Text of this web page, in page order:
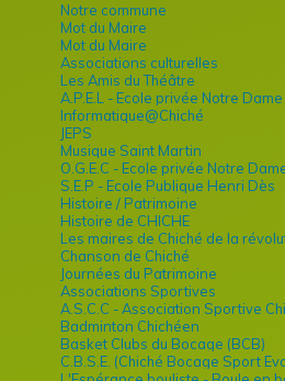
Notre commune
Mot du Maire
Mot du Maire
Associations culturelles
Les Amis du Théâtre
A.P.E.L - Ecole privée Notre Dame
Informatique@Chiché
JEPS
Musique Saint Martin
O.G.E.C - Ecole privée Notre
S.E.P - Ecole Publique Henri Dès
Histoire / Patrimoine
Histoire de CHICHE
Les maires de Chiché de la
Chanson de Chiché
Journées du Patrimoine
Associations Sportives
A.S.C.C - Association Sportive
Badminton Chichéen
Basket Clubs du Bocage (BCB)
C.B.S.E. (Chiché Bocage Sport